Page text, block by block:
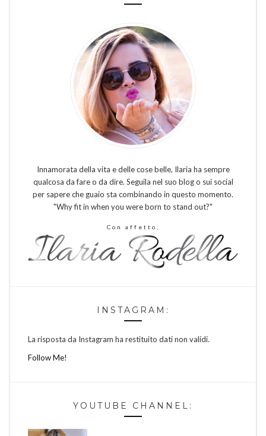
Innamorata della vita e delle cose belle, Ilaria ha sempre
qualcosa da fare o da dire. Seguila nel suo blog o sui social
per sapere che guaio sta combinando in questo momento.
"Why fit in when you were born to stand out?"
Con affetto,
INSTAGRAM:
La risposta da Instagram ha restituito dati non validi.
Follow Me!
YOUTUBE CHANNEL: